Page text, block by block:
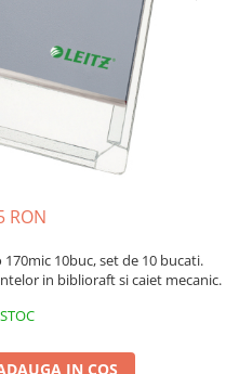
RON
10buc, set de 10 bucati.
in biblioraft si caiet mecanic.
IN COS